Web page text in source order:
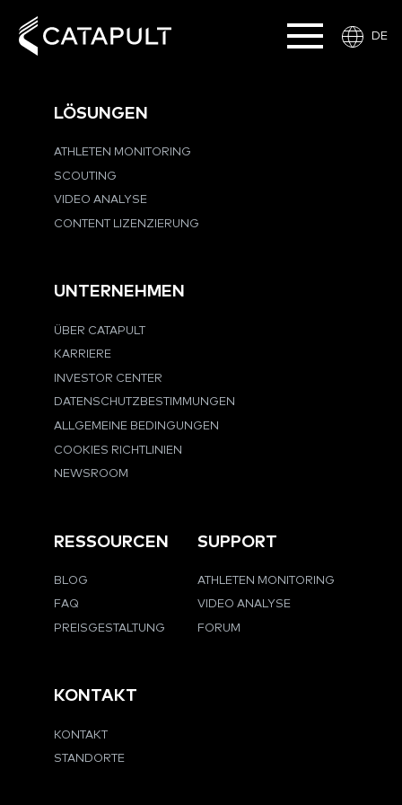
DE
LÖSUNGEN
ATHLETEN MONITORING
SCOUTING
VIDEO ANALYSE
CONTENT LIZENZIERUNG
UNTERNEHMEN
ÜBER CATAPULT
KARRIERE
INVESTOR CENTER
DATENSCHUTZBESTIMMUNGEN
ALLGEMEINE BEDINGUNGEN
COOKIES RICHTLINIEN
NEWSROOM
RESSOURCEN
BLOG
FAQ
PREISGESTALTUNG
SUPPORT
ATHLETEN MONITORING
VIDEO ANALYSE
FORUM
KONTAKT
KONTAKT
STANDORTE